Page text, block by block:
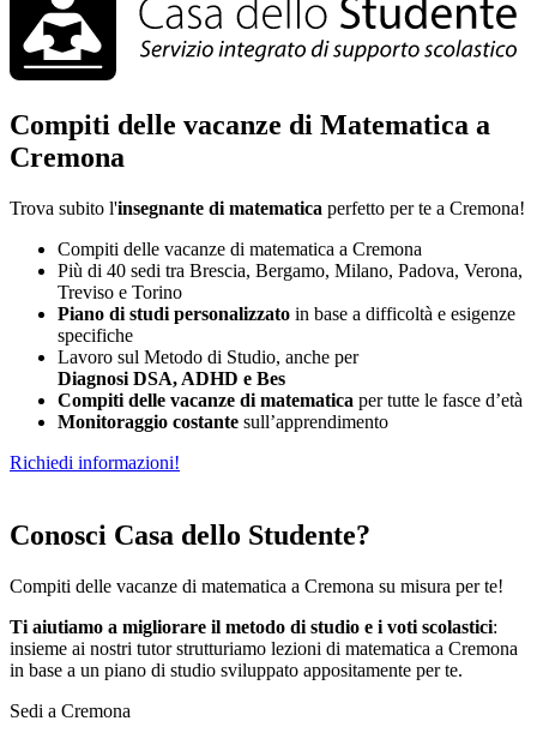
Compiti delle vacanze di Matematica a
Cremona
Trova subito l'insegnante di matematica perfetto per te a Cremona!
Compiti delle vacanze di matematica a Cremona
Più di 40 sedi tra Brescia, Bergamo, Milano, Padova, Verona,
Treviso e Torino
Piano di studi personalizzato in base a difficoltà e esigenze
specifiche
Lavoro sul Metodo di Studio, anche per
Diagnosi DSA, ADHD e Bes
Compiti delle vacanze di matematica per tutte le fasce d’età
Monitoraggio costante sull’apprendimento
Richiedi informazioni!
Conosci Casa dello Studente?
Compiti delle vacanze di matematica a Cremona su misura per te!
Ti aiutiamo a migliorare il metodo di studio e i voti scolastici:
insieme ai nostri tutor strutturiamo lezioni di matematica a Cremona
in base a un piano di studio sviluppato appositamente per te.
Sedi a Cremona